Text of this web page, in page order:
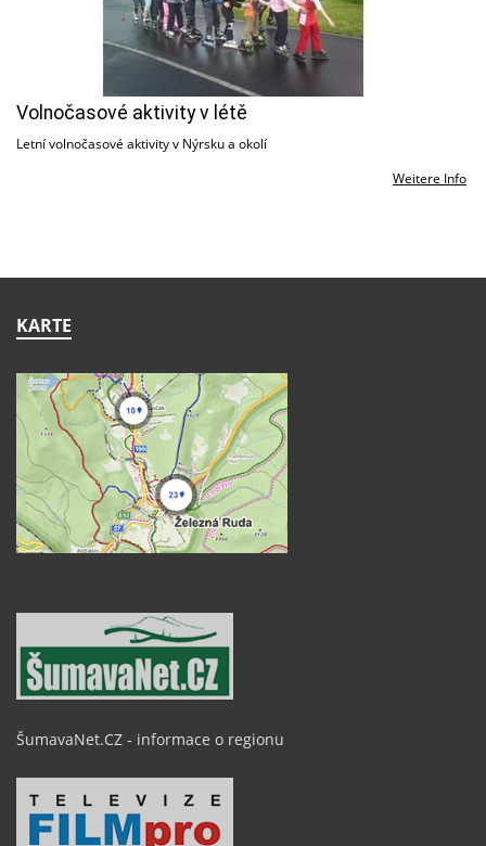
Volnočasové aktivity v létě
Letní volnočasové aktivity v Nýrsku a okolí
Weitere Info
KARTE
ŠumavaNet.CZ - informace o regionu